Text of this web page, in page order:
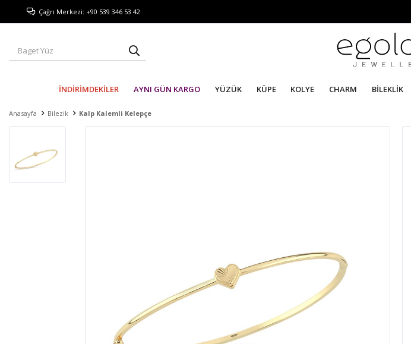
Çağrı Merkezi: +90 539 346 53 42
İNDİRİMDEKİLER AYNI GÜN KARGO YÜZÜK KÜPE KOLYE CHARM BİLEKLİK
Anasayfa Bilezik Kalp Kalemli Kelepçe